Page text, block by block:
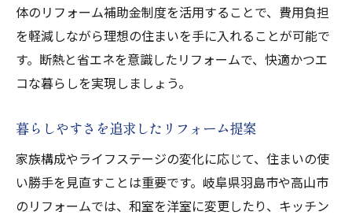
体のリフォーム補助金制度を活用することで、費用負担
を軽減しながら理想の住まいを手に入れることが可能で
す。断熱と省エネを意識したリフォームで、快適かつエ
コな暮らしを実現しましょう。
暮らしやすさを追求したリフォーム提案
家族構成やライフステージの変化に応じて、住まいの使
い勝手を見直すことは重要です。岐阜県羽島市や高山市
のリフォームでは、和室を洋室に変更したり、キッチン